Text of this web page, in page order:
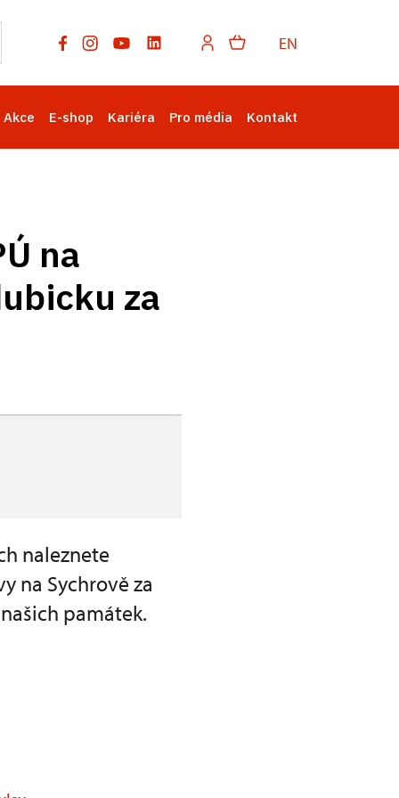
EN
Akce E-shop Kariéra Pro média Kontakt
na
za
naleznete
na Sychrově za
památek.